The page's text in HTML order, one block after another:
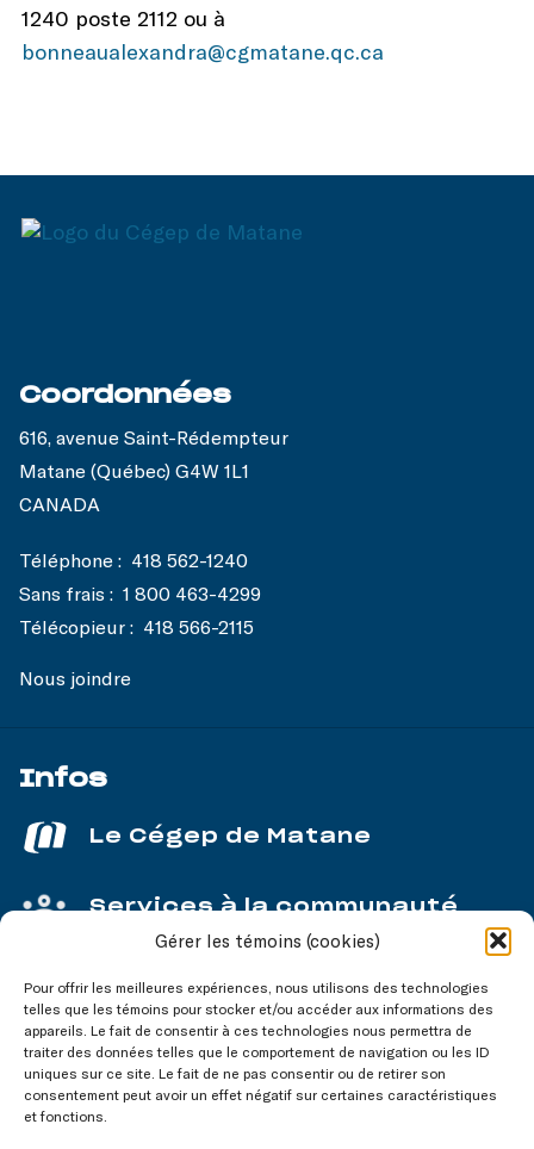
Gérer les témoins (cookies)
Pour offrir les meilleures expériences, nous utilisons des technologies
telles que les témoins pour stocker et/ou accéder aux informations des
appareils. Le fait de consentir à ces technologies nous permettra de
traiter des données telles que le comportement de navigation ou les ID
uniques sur ce site. Le fait de ne pas consentir ou de retirer son
consentement peut avoir un effet négatif sur certaines caractéristiques
et fonctions.
1240 poste 2112 ou à
bonneaualexandra@cgmatane.qc.ca
Coordonnées
616, avenue Saint-Rédempteur
Matane (Québec) G4W 1L1
CANADA
Téléphone : 418 562-1240
Sans frais : 1 800 463-4299
Télécopieur : 418 566-2115
Nous joindre
Infos
Le Cégep de Matane
Services à la communauté
Service aux entreprises
Nos réseaux